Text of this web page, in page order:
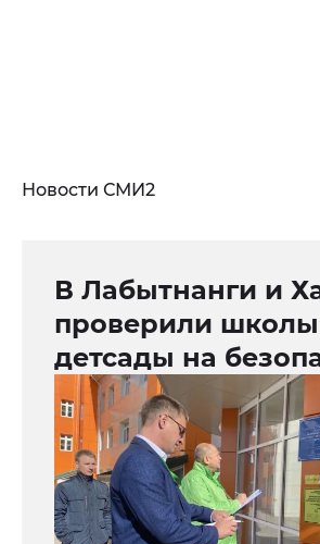
Новости СМИ2
В Лабытнанги и
проверили
детсады на